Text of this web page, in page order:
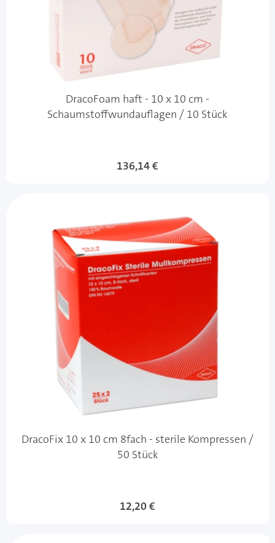
DracoFoam haft - 10 x 10 cm -
Schaumstoffwundauflagen / 10 Stück
136,14 €
DracoFix 10 x 10 cm 8fach - sterile Kompressen /
50 Stück
12,20 €